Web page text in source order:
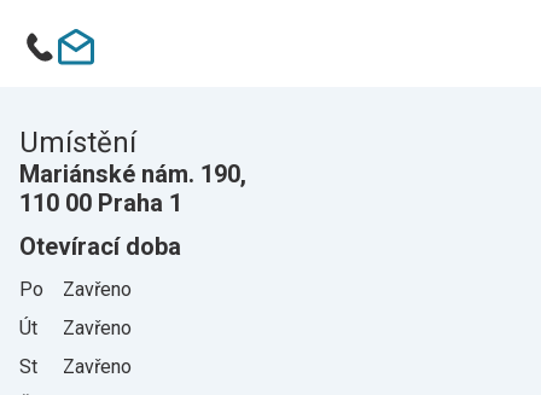
Umístění
Mariánské nám. 190,
110 00 Praha 1
Otevírací doba
Po
Zavřeno
Út
Zavřeno
St
Zavřeno